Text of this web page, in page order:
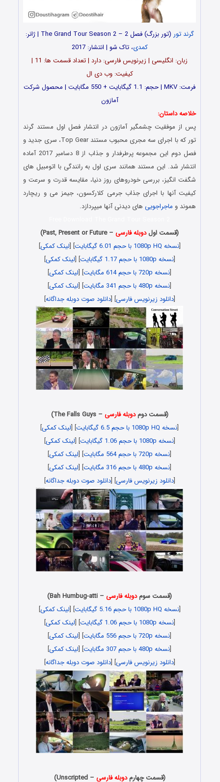
گرند تور (تور بزرگ) فصل 2 – The Grand Tour Season 2 | ژانر:
کمدی، تاک شو | انتشار: 2017
زبان: انگلیسی | زیرنویس فارسی: دارد | تعداد قسمت ها: 11 |
کیفیت: وب دی ال
فرمت: MKV | حجم: 1.1 گیگابایت + 550 مگابایت | محصول شرکت
آمازون
خلاصه داستان:
پس از موفقیت چشمگیر آمازون در انتشار فصل اول مستند گرند
تور که با اجرای سه مجری محبوب مستند Top Gear، سری جدید و
فصل دوم این مجموعه پرطرفدار و جذاب از 8 دسامبر 2017 آماده
انتشار شد. این مستند همانند سری اول به رانندگی با اتومبیل های
شگفت انگیز، بررسی خودروهای روز دنیا، مقایسه قدرت و سرعت و
کیفیت آنها با اجرای جذاب جرمی کلارکسون، جیمز می و ریچارد
هموند و ماجراجویی های دیدنی آنها میپردازد.
(قسمت اولدوبله فارسی – Past, Present or Future)
[نسخه 1080p HQ با حجم 6.01 گیگابایت ] [لینک کمکی]
[نسخه 1080p با حجم 1.17 گیگابایت ] [لینک کمکی]
[نسخه 720p با حجم 614 مگابایت ] [لینک کمکی]
[نسخه 480p با حجم 341 مگابایت ] [لینک کمکی]
[دانلود زیرنویس فارسی] [دانلود صوت دوبله جداگانه]
(قسمت دومدوبله فارسی – The Falls Guys)
[نسخه 1080p HQ با حجم 6.5 گیگابایت ] [لینک کمکی]
[نسخه 1080p با حجم 1.06 گیگابایت ] [لینک کمکی]
[نسخه 720p با حجم 564 مگابایت ] [لینک کمکی]
[نسخه 480p با حجم 316 مگابایت ] [لینک کمکی]
[دانلود زیرنویس فارسی] [دانلود صوت دوبله جداگانه]
(قسمت سومدوبله فارسی – Bah Humbug-atti)
[نسخه 1080p HQ با حجم 5.16 گیگابایت ] [لینک کمکی]
[نسخه 1080p با حجم 1.06 گیگابایت ] [لینک کمکی]
[نسخه 720p با حجم 556 مگابایت ] [لینک کمکی]
[نسخه 480p با حجم 307 مگابایت ] [لینک کمکی]
[دانلود زیرنویس فارسی] [دانلود صوت دوبله جداگانه]
(قسمت چهارمدوبله فارسی – Unscripted)